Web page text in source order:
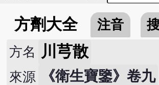
方劑大全 注音
方名 川芎散
來源 《衛生寶鑒》卷九